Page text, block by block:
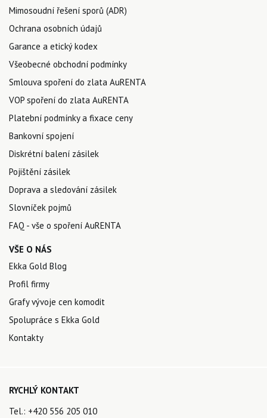
Mimosoudní řešení sporů (ADR)
Ochrana osobních údajů
Garance a etický kodex
Všeobecné obchodní podmínky
Smlouva spoření do zlata AuRENTA
VOP spoření do zlata AuRENTA
Platební podmínky a fixace ceny
Bankovní spojení
Diskrétní balení zásilek
Pojištění zásilek
Doprava a sledování zásilek
Slovníček pojmů
FAQ - vše o spoření AuRENTA
VŠE O NÁS
Ekka Gold Blog
Profil firmy
Grafy vývoje cen komodit
Spolupráce s Ekka Gold
Kontakty
RYCHLÝ KONTAKT
Tel.: +420 556 205 010